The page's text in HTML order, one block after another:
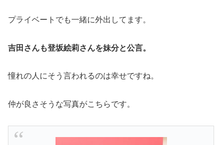
プライベートでも一緒に外出してます。
吉田さんも登坂絵莉さんを妹分と公言。
憧れの人にそう言われるのは幸せですね。
仲が良さそうな写真がこちらです。